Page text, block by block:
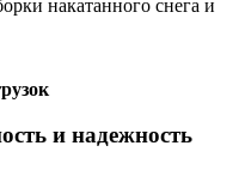
накатанного снега и
и надежность